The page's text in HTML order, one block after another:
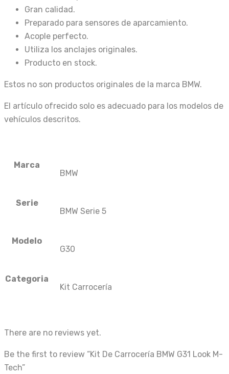
Gran calidad.
Preparado para sensores de aparcamiento.
Acople perfecto.
Utiliza los anclajes originales.
Producto en stock.
Estos no son productos originales de la marca BMW.
El artículo ofrecido solo es adecuado para los modelos de
vehículos descritos.
Marca
BMW
Serie
BMW Serie 5
Modelo
G30
Categoria
Kit Carrocería
There are no reviews yet.
Be the first to review “Kit De Carrocería BMW G31 Look M-
Tech”